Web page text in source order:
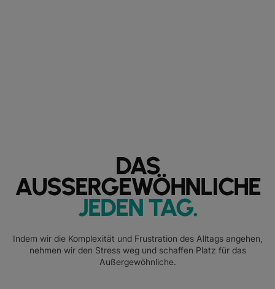
DAS
AUSSERGEWÖHNLICHE
JEDEN TAG.
Indem wir die Komplexität und Frustration des Alltags angehen,
nehmen wir den Stress weg und schaffen Platz für das
Außergewöhnliche.